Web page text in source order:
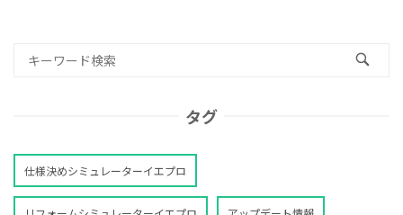
タグ
仕様決めシミュレーターイエプロ